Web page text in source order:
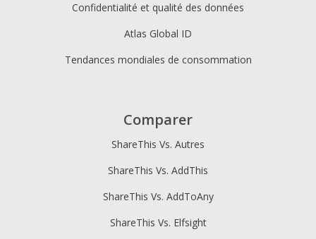
Confidentialité et qualité des données
Atlas Global ID
Tendances mondiales de consommation
Comparer
ShareThis Vs. Autres
ShareThis Vs. AddThis
ShareThis Vs. AddToAny
ShareThis Vs. Elfsight